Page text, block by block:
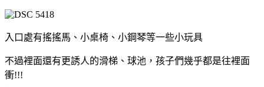
入口處有搖搖馬、小桌椅、小鋼琴等一些小玩具
不過裡面還有更誘人的滑梯、球池，孩子們幾乎都是往裡面
衝!!!